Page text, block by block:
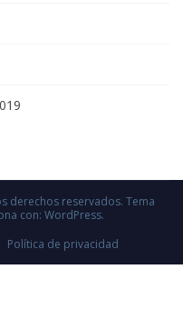
derechos reservados. Tema
con: WordPress.
Política de privacidad